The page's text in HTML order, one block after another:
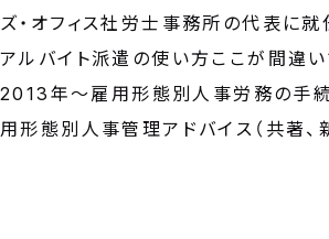
ズ・オフィス社労士事務所の代表に
アルバイト派遣の使い方ここが間違い
2013年～雇用形態別人事労務の手続
用形態別人事管理アドバイス（共著、